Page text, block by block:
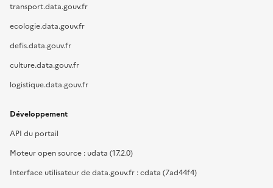
transport.data.gouv.fr
ecologie.data.gouv.fr
defis.data.gouv.fr
culture.data.gouv.fr
logistique.data.gouv.fr
Développement
API du portail
Moteur open source : udata (17.2.0)
Interface utilisateur de data.gouv.fr : cdata (7ad44f4)